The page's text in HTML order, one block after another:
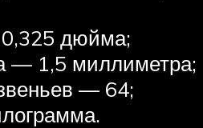
дюйма;
— 1,5 миллиметра;
— 64;